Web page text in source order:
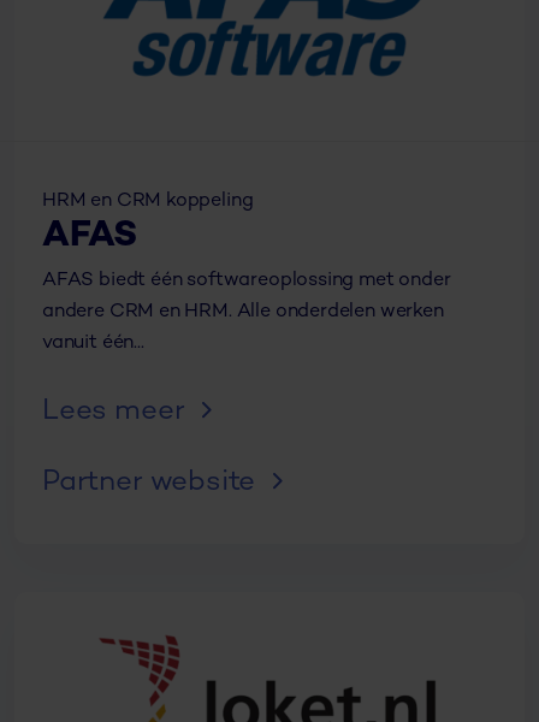
HRM en CRM koppeling
AFAS
AFAS biedt één softwareoplossing met onder
andere CRM en HRM. Alle onderdelen werken
vanuit één...
Lees meer
Partner website